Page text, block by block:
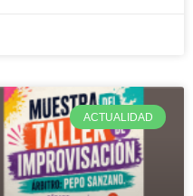
ACTUALIDAD